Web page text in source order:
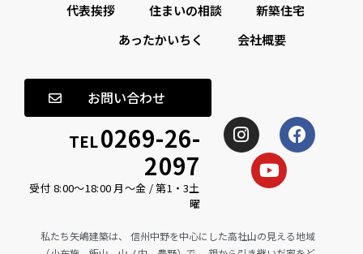
代表挨拶 住まいの相談
新築住宅
あったかいちく
会社概要
お問い合わせ
TEL0269-26-
2097
受付 8:00〜18:00 月〜金 / 第1・3土
曜
私たち矢嶋建築は、 信州中野を中心にした高社山の見える地域